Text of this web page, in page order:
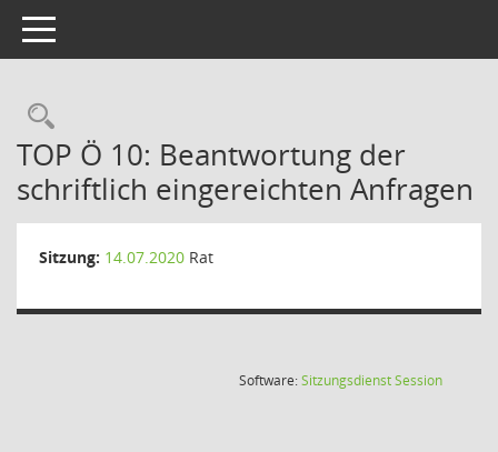
Toggle navigation
Rechercheauswahl
TOP Ö 10: Beantwortung der
schriftlich eingereichten Anfragen
Sitzung: 14.07.2020 Rat
Software:SitzungsdienstSession(Wird in